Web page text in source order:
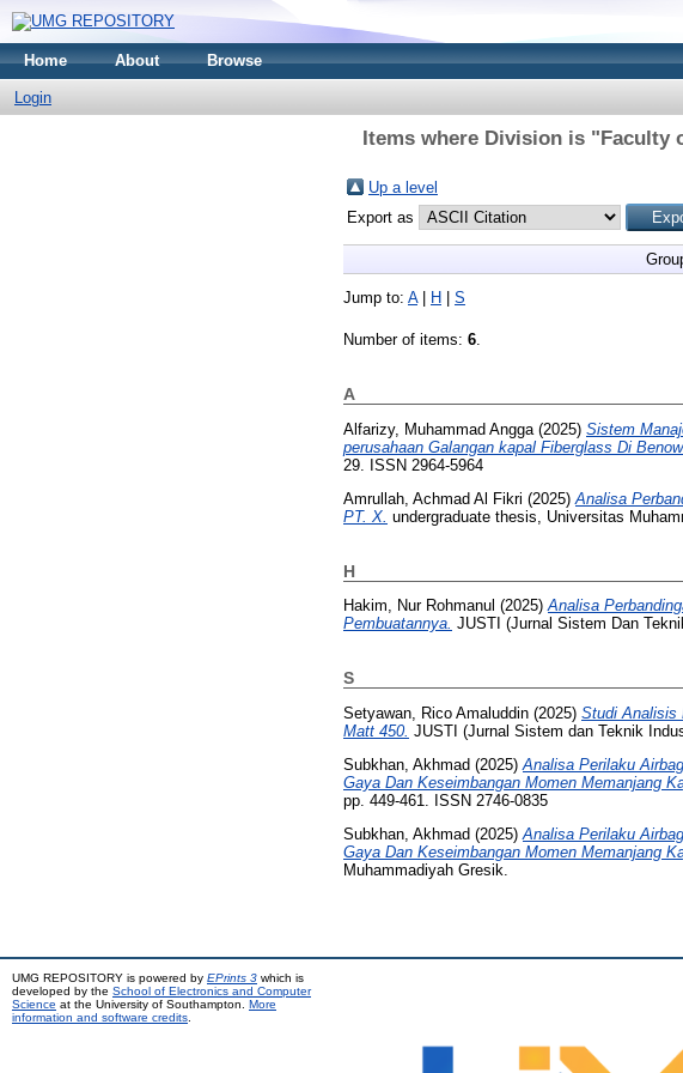
Home About Browse
Login
Items where Division is "Faculty
Up a level
Export as
Jump to: A| H S
Number of items: 6.
A
Alfarizy, Muhammad Angga (2025) Sistem
perusahaan Galangan kapal Fiberglass Di
29. ISSN 2964-5964
Amrullah, Achmad Al Fikri (2025) Analisa
PT. X. undergraduate thesis, Universitas
H
Hakim, Nur Rohmanul (2025)Analisa
Pembuatannya. JUSTI (Jurnal Sistem Dan
S
Setyawan, Rico Amaluddin (2025) Studi Analisis
Matt 450. JUSTI (Jurnal Sistem dan Teknik
Subkhan, Akhmad (2025) Analisa Perilaku
Gaya Dan Keseimbangan Momen Memanjang
pp. 449-461. ISSN 2746-0835
Subkhan, Akhmad (2025) Analisa Perilaku
Gaya Dan Keseimbangan Momen Memanjang
Muhammadiyah Gresik.
UMG REPOSITORY is powered by EPrints 3 which is
developed by the School of Electronics and Computer
Science at the University of Southampton. More
information and software credits